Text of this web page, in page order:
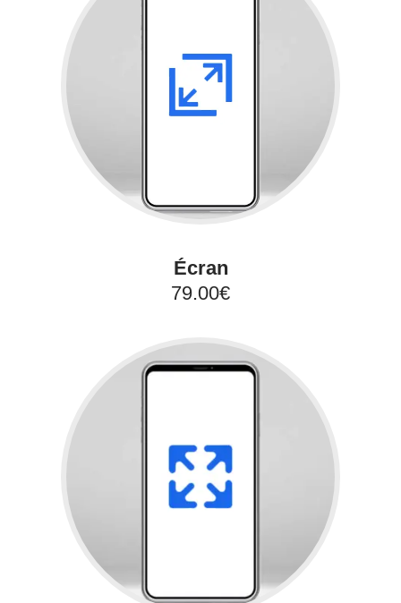
Écran
79.00€